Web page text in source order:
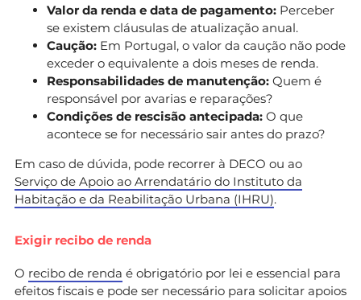
Valor da renda e data de pagamento: Perceber
se existem cláusulas de atualização anual.
Caução: Em Portugal, o valor da caução não pode
exceder o equivalente a dois meses de renda.
Responsabilidades de manutenção: Quem é
responsável por avarias e reparações?
Condições de rescisão antecipada: O que
acontece se for necessário sair antes do prazo?
Em caso de dúvida, pode recorrer à DECO ou ao
Serviço de Apoio ao Arrendatário do Instituto da
Habitação e da Reabilitação Urbana (IHRU).
Exigir recibo de renda
O recibo de renda é obrigatório por lei e essencial para
efeitos fiscais e pode ser necessário para solicitar apoios